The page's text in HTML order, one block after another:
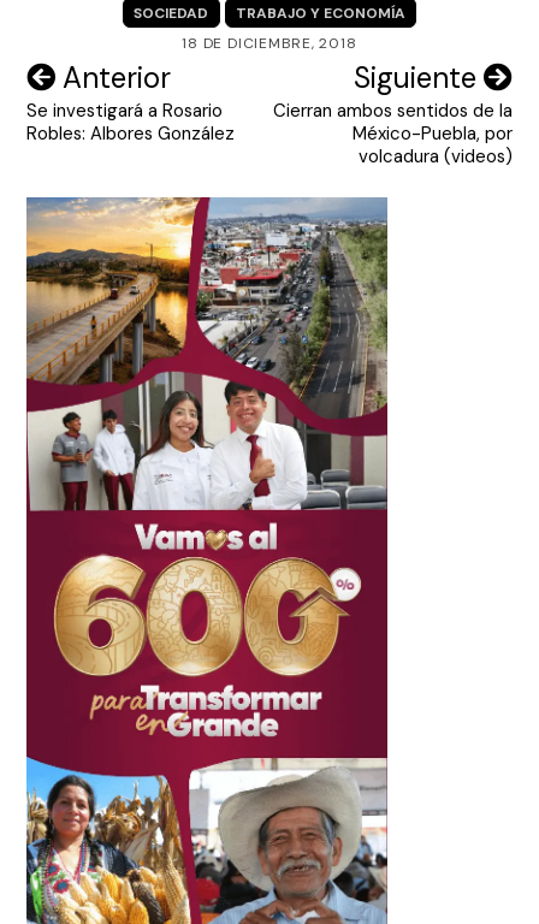
SOCIEDAD
TRABAJO Y ECONOMÍA
18 DE DICIEMBRE, 2018
Navegación
de
Anterior
Se investigará a Rosario
Robles: Albores González
Siguiente
Cierran ambos sentidos de la
México-Puebla, por
volcadura (videos)